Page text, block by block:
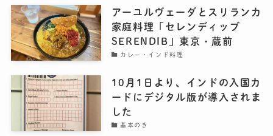
アーユルヴェーダとスリランカ
家庭料理「セレンディッブ
SERENDIB」東京・蔵前
カレー・インド料理
10月1日より、インドの入国カ
ードにデジタル版が導入されま
した
基本のき